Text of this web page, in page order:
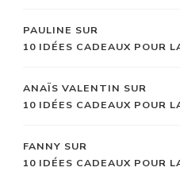
PAULINE SUR
10 IDÉES CADEAUX POUR
ANAÏS VALENTIN SUR
10 IDÉES CADEAUX POUR
FANNY SUR
10 IDÉES CADEAUX POUR